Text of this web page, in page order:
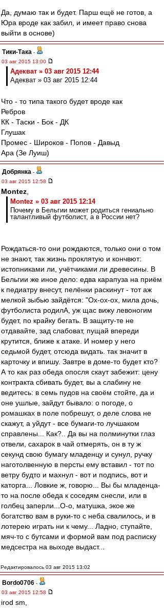
Да, думаю так и будет. Парш ещё не готов, а
Юра вроде как забил, и имеет право снова
выйти в основе)
Тики-Така -
03 авг 2015 13:00
Адекват » 03 авг 2015 12:44
Адекват » 03 авг 2015 12:44
Что - то типа такого будет вроде как
Ребров
КК - Таски - Бок - ДК
Глушак
Промес - Широков - Попов - Давыд
Ара (Зе Луиш)
Добрянка -
03 авг 2015 12:58
Montez
Montez » 03 авг 2015 12:14
Почему в Бельгии может родиться гениально
талантливый футболист, а в России нет?
Рождаться-то они рождаются, только они о том
не знают, так жизнь проклятую и кончвют:
истопниками ли, учётчиками ли древесины. В
Бельгии же иное дело: едва карапуза на приём
к педиатру внесут, пелёнки раскинут - тот аж
мелкой зыбью зайдётся: "Ох-ох-ох, мила дочь,
футболиста родилА, уж щас вижу левоногим
будет, по крайку бегать. В защиту-те не
отдавайте, зад слабоват, пущай впереди
крутится, ближе к атаке. И номер у него
седьмой будет, отсюда видать. так значит в
карточку и впишу. Завтре в доме-то будет кто?
А то как раз обеда опосля скаут забежит: цену
контракта сбивать будет, вы а слабину не
ведитесь: в семь пудов на своём стойте, да и
оне ушлые, зайдут бывало: о погоде, о
ромашках в поле побрешут, о деле слова не
скажут, а уйдут - все бумаги-то лучшаком
справлены... Как?.. Да вы на полминутки глаз
отвели, сахарок в чай отмерять, он в ту ж
секунд свою бумагу младенцу и сунул, ручку
наготолвенную в персты ему вставил - тот по
ветру будто и махнул - вот и подпись, вот и
каторга... Ловкие ж, говорю... Вы бы младенца-
то на после обеда к соседям снесли, или в
голбец заперли...О-о, матушка, экое же
богатство вам в руки-то с неба свалилось, и в
лотерею играть ни к чему... Ладно, ступайте,
мяч-то с бутсами и формой вам под расписку
медсестра на выходе выдаст...
Редактировалось 03 авг 2015 13:02
Bordo0706 -
03 авг 2015 12:58
irod sm,